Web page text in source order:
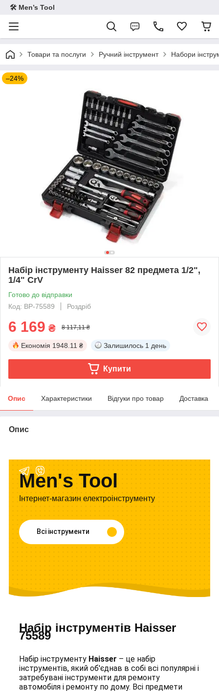
🛠 Men’s Tool
Товари та послуги Ручний інструмент Набори
–24%
Набір інструменту Haisser 82 предмета 1/2",
1/4" CrV
Готово до відправки
Код: BP-75589
Роздріб
6 169 ₴ 8 117,11 ₴
Економія 1948.11 ₴ Залишилось 1 день
Купити
Опис Характеристики Відгуки про товар Доставка
Опис
Men's Tool
Інтернет-магазин електроінструменту
Всі інструменти
Набір інструментів Haisser
75589
Набір інструменту Haisser – це набір
інструментів, який об'єднав в собі всі популярні і
затребувані інструменти для ремонту
автомобіля і ремонту по дому. Всі предмети